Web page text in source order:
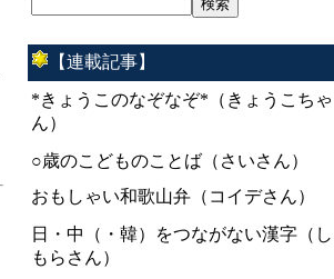
【連載記事】
*きょうこのなぞなぞ*（きょうこちゃ
ん）
○歳のこどものことば（さいさん）
おもしゃい和歌山弁（コイデさん）
日・中（・韓）をつながない漢字（し
もらさん）